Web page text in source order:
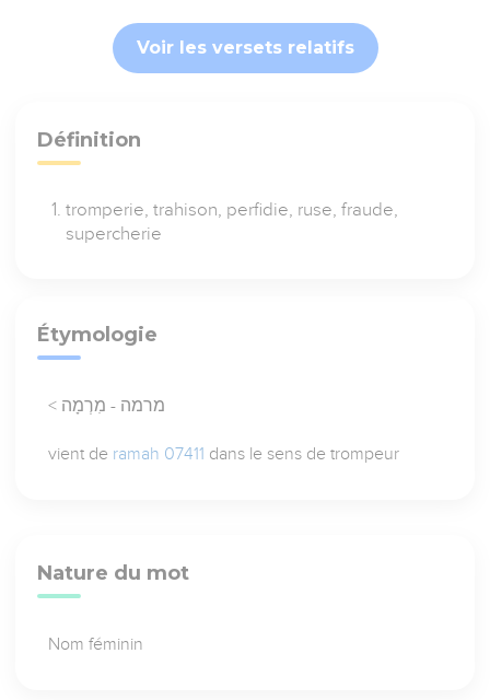
Voir les versets relatifs
Définition
tromperie, trahison, perfidie, ruse, fraude,
supercherie
Étymologie
< מרמה - מִרְמָה
vient de ramah 07411 dans le sens de trompeur
Nature du mot
Nom féminin